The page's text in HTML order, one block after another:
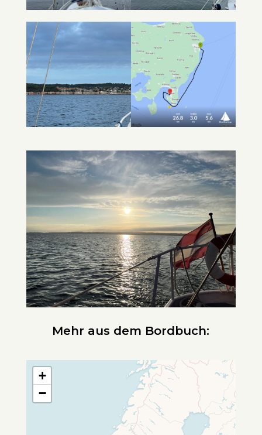
Mehr aus dem Bordbuch:
+
−